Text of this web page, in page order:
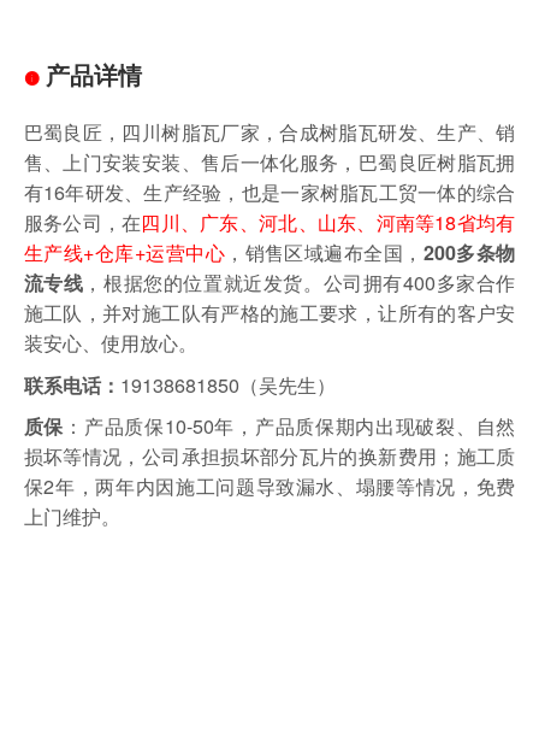
产品详情
巴蜀良匠，四川树脂瓦厂家，合成树脂瓦研发、生产、销
售、上门安装安装、售后一体化服务，巴蜀良匠树脂瓦拥
有16年研发、生产经验，也是一家树脂瓦工贸一体的综合
服务公司，在四川、广东、河北、山东、河南等18省均有
生产线+仓库+运营中心 ，销售区域遍布全国， 200多条物
流专线 ，根据您的位置就近发货。 公司拥有400多家合作
施工队，并对施工队有严格的施工要求，让所有的客户安
装安心、使用放心。
联系电话： 19138681850（吴先生）
质保 ：产品质保10-50年，产品质保期内出现破裂、自然
损坏等情况，公司承担损坏部分瓦片的换新费用；施工质
保2年，两年内因施工问题导致漏水、塌腰等情况，免费
上门维护。